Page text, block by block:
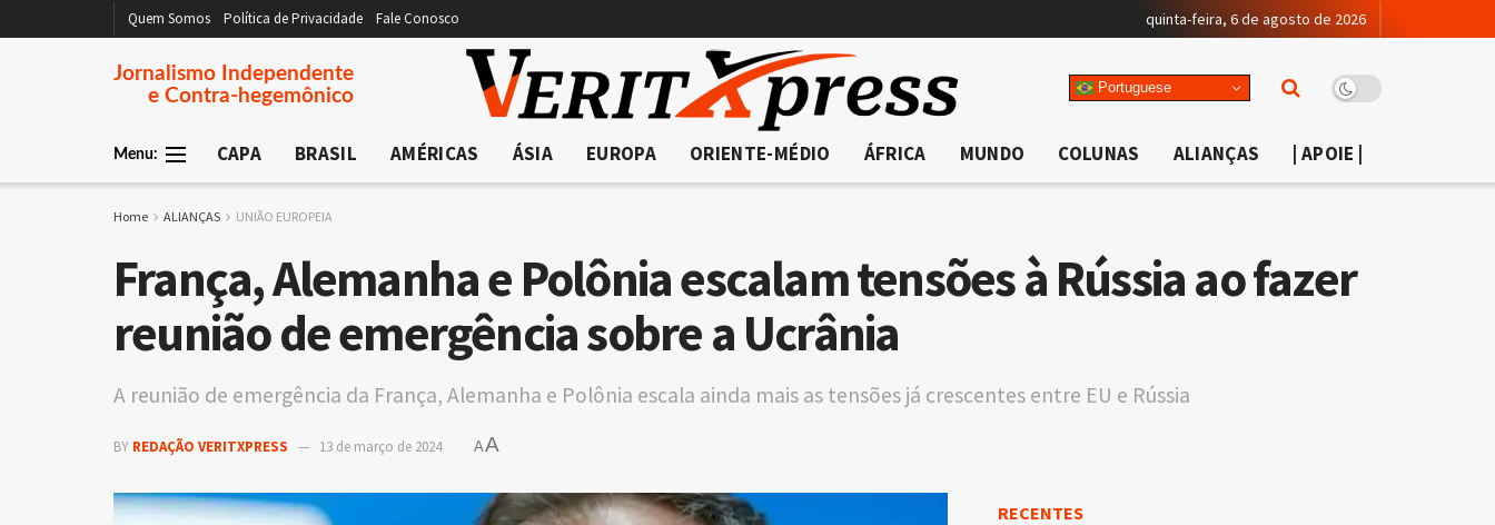
Quem Somos Política de Privacidade Fale Conosco quinta-feira, 6 de agosto de 2026
Jornalismo Independente
e Contra-hegemônico
Portuguese
Menu: CAPA BRASIL AMÉRICAS ÁSIA EUROPA ORIENTE-MÉDIO ÁFRICA MUNDO COLUNAS ALIANÇAS | APOIE |
Home ALIANÇAS UNIÃO EUROPEIA
França, Alemanha e Polônia escalam tensões à Rússia ao fazer
reunião de emergência sobre a Ucrânia
A reunião de emergência da França, Alemanha e Polônia escala ainda mais as tensões já crescentes entre EU e Rússia
BY REDAÇÃO VERITXPRESS 13 de março de 2024 AA
RECENTES